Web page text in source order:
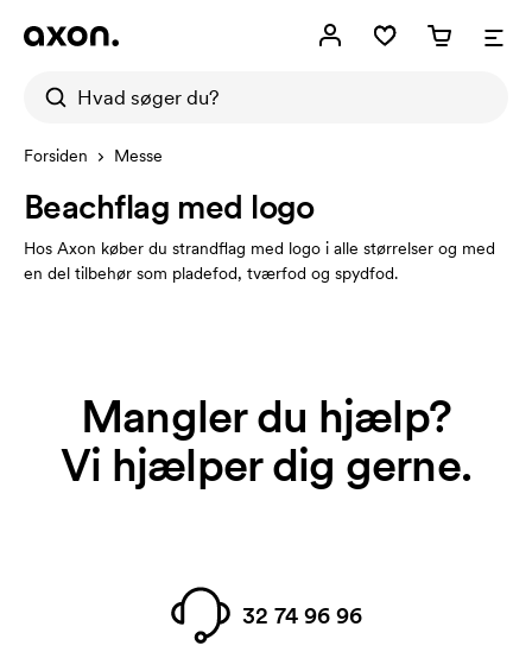
Forsiden Messe
Beachflag med logo
Hos Axon køber du strandflag med logo i alle størrelser og med
en del tilbehør som pladefod, tværfod og spydfod.
Mangler du hjælp?
Vi hjælper dig gerne.
32 74 96 96